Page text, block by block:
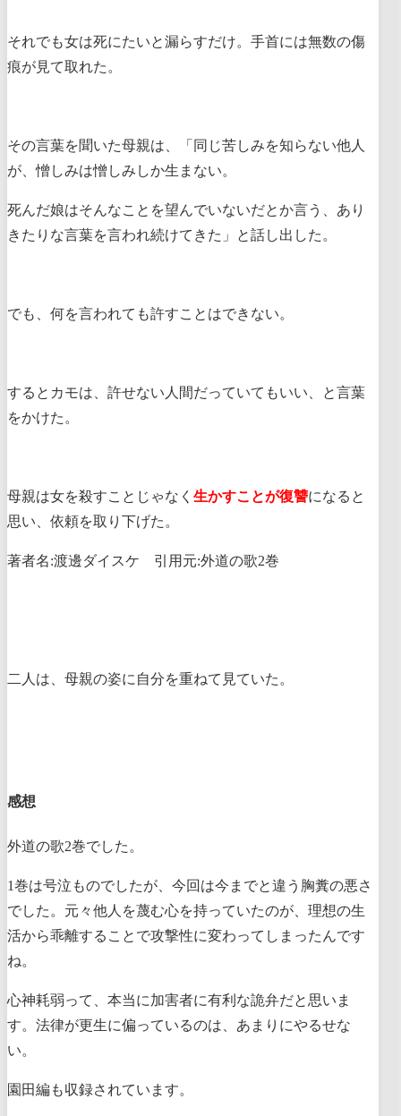
それでも女は死にたいと漏らすだけ。手首には無数の傷
痕が見て取れた。
その言葉を聞いた母親は、「同じ苦しみを知らない他人
が、憎しみは憎しみしか生まない。
死んだ娘はそんなことを望んでいないだとか言う、あり
きたりな言葉を言われ続けてきた」と話し出した。
でも、何を言われても許すことはできない。
するとカモは、許せない人間だっていてもいい、と言葉
をかけた。
母親は女を殺すことじゃなく 生かすことが復讐になると
思い、依頼を取り下げた。
著者名:渡邊ダイスケ 引用元:外道の歌2巻
二人は、母親の姿に自分を重ねて見ていた。
感想
外道の歌2巻でした。
1巻は号泣ものでしたが、今回は今までと違う胸糞の悪さ
でした。元々他人を蔑む心を持っていたのが、理想の生
活から乖離することで攻撃性に変わってしまったんです
ね。
心神耗弱って、本当に加害者に有利な詭弁だと思いま
す。法律が更生に偏っているのは、あまりにやるせな
い。
園田編も収録されています。